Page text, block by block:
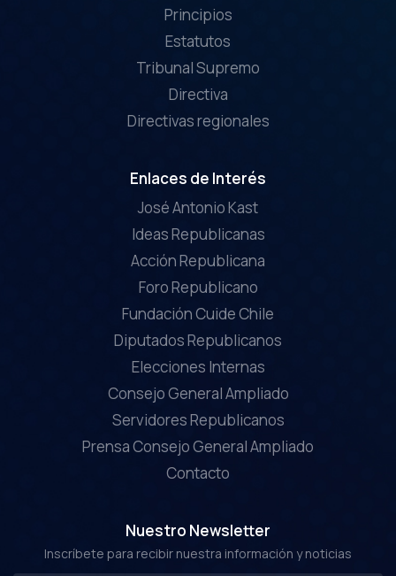
Principios
Estatutos
Tribunal Supremo
Directiva
Directivas regionales
Enlaces de Interés
José Antonio Kast
Ideas Republicanas
Acción Republicana
Foro Republicano
Fundación Cuide Chile
Diputados Republicanos
Elecciones Internas
Consejo General Ampliado
Servidores Republicanos
Prensa Consejo General Ampliado
Contacto
Nuestro Newsletter
Inscríbete para recibir nuestra información y noticias